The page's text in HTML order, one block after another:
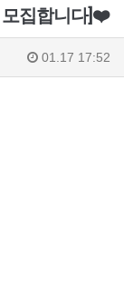
모집합니다]❤️
01.17 17:52